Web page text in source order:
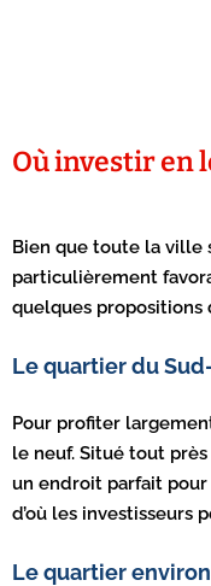
Où investir en
Bien que toute la ville
particulièrement
quelques propositions
Le quartier du
Pour profiter
le neuf. Situé tout
un endroit parfait
d’où les investisseurs
Le quartier